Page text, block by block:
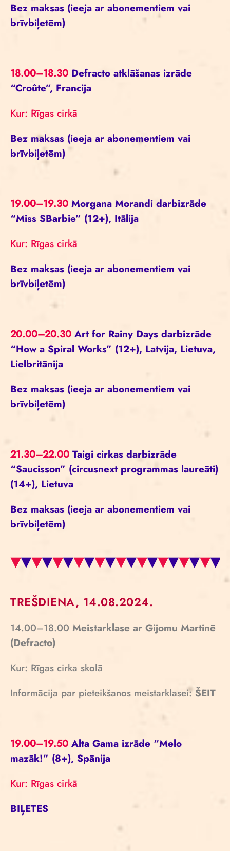
Bez maksas (ieeja ar abonementiem vai
brīvbiļetēm)
18.00–18.30 Defracto atklāšanas izrāde
“Croûte”, Francija
Kur: Rīgas cirkā
Bez maksas (ieeja ar abonementiem vai
brīvbiļetēm)
19.00–19.30 Morgana Morandi darbizrāde
“Miss SBarbie” (12+), Itālija
Kur: Rīgas cirkā
Bez maksas (ieeja ar abonementiem vai
brīvbiļetēm)
20.00–20.30 Art for Rainy Days darbizrāde
“How a Spiral Works” (12+), Latvija, Lietuva,
Lielbritānija
Bez maksas (ieeja ar abonementiem vai
brīvbiļetēm)
21.30–22.00 Taigi cirkas darbizrāde
“Saucisson” (circusnext programmas laureāti)
(14+), Lietuva
Bez maksas (ieeja ar abonementiem vai
brīvbiļetēm)
TREŠDIENA, 14.08.2024.
14.00–18.00 Meistarklase ar Gijomu Martinē
(Defracto)
Kur: Rīgas cirka skolā
Informācija par pieteikšanos meistarklasei: ŠEIT
19.00–19.50 Alta Gama izrāde “Melo
mazāk!” (8+), Spānija
Kur: Rīgas cirkā
BIĻETES